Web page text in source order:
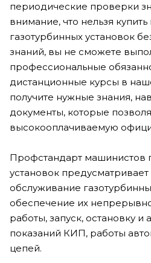
периодические проверки
внимание, что нельзя
газотурбинных установок
знаний, вы не сможете
профессиональные
дистанционные курсы в
получите нужные знания,
документы, которые
высокооплачиваемую
Профстандарт машинистов
установок
обслуживание
обеспечение их
работы, запуск, остановку
показаний КИП, работы
цепей.